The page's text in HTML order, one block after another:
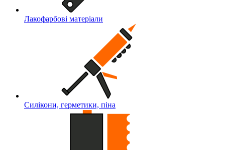
Лакофарбові матеріали
Силікони, герметики, піна